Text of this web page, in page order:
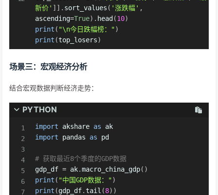
新价' ] ] . sort_values ( '涨跌幅' ,
ascending=True) . head (10)
print ( "\n今日跌幅榜：")
print (top_losers)
场景三：宏观经济分析
结合宏观数据判断经济走势：
PYTHON
import akshare as
import pandas as pd
# 获取最近8个季度的GDP数据
gdp_df = ak.macro_china_gdp( )
print ( "中国GDP数据：")
print (gdp_df.tail (8) )